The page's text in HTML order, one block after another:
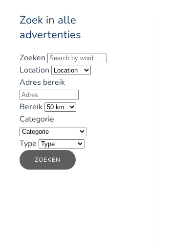
Zoek in alle
advertenties
Zoeken
Location
Adres bereik
Bereik
Categorie
Type
ZOEKEN